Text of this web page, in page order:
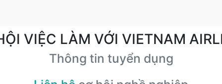
VIỆC LÀM VỚI VIETNAM
Thông tin tuyển dụng